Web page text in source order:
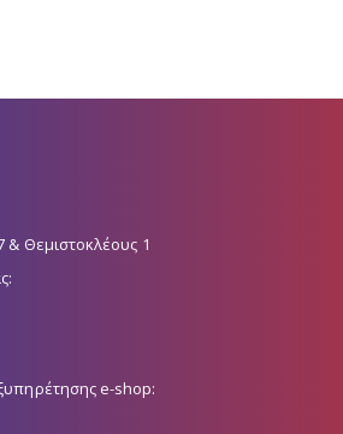
& Θεμιστοκλέους 1
e-shop: